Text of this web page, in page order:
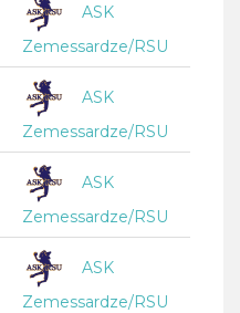
ASK
Zemessardze/RSU
ASK
Zemessardze/RSU
ASK
Zemessardze/RSU
ASK
Zemessardze/RSU